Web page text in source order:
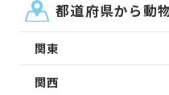
都道府県から動
関東
関西